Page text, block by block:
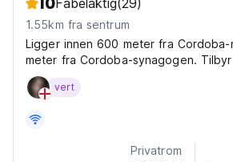
Fabelaktig(29)
1.55km fra sentrum
Ligger innen 600 meter fra
meter fra Cordoba-synagogen.
vert
Privatrom